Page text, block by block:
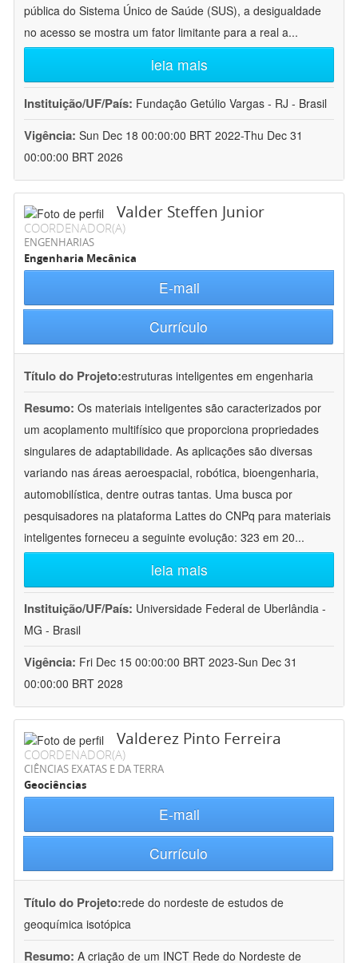
pública do Sistema Único de Saúde (SUS), a desigualdade
no acesso se mostra um fator limitante para a real a...
leia mais
Instituição/UF/País: Fundação Getúlio Vargas - RJ - Brasil
Vigência: Sun Dec 18 00:00:00 BRT 2022-Thu Dec 31
00:00:00 BRT 2026
Valder Steffen Junior
COORDENADOR(A)
ENGENHARIAS
Engenharia Mecânica
E-mail
Currículo
Título do Projeto:estruturas inteligentes em engenharia
Resumo: Os materiais inteligentes são caracterizados por
um acoplamento multifísico que proporciona propriedades
singulares de adaptabilidade. As aplicações são diversas
variando nas áreas aeroespacial, robótica, bioengenharia,
automobilística, dentre outras tantas. Uma busca por
pesquisadores na plataforma Lattes do CNPq para materiais
inteligentes forneceu a seguinte evolução: 323 em 20...
leia mais
Instituição/UF/País: Universidade Federal de Uberlândia -
MG - Brasil
Vigência: Fri Dec 15 00:00:00 BRT 2023-Sun Dec 31
00:00:00 BRT 2028
Valderez Pinto Ferreira
COORDENADOR(A)
CIÊNCIAS EXATAS E DA TERRA
Geociências
E-mail
Currículo
Título do Projeto:rede do nordeste de estudos de
geoquímica isotópica
Resumo: A criação de um INCT Rede do Nordeste de